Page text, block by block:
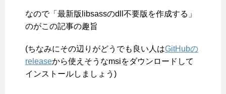
なので「最新版libsassのdll不要版を作成する」
のがこの記事の趣旨
(ちなみにその辺りがどうでも良い人はGitHubの
releaseから使えそうなmsiをダウンロードして
インストールしましょう)